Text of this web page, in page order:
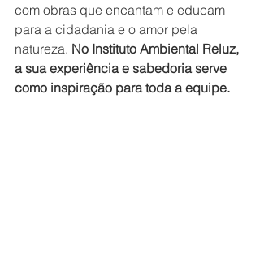
com obras que encantam e educam
para a cidadania e o amor pela
natureza. No Instituto Ambiental Reluz,
a sua experiência e sabedoria serve
como inspiração para toda a equipe.